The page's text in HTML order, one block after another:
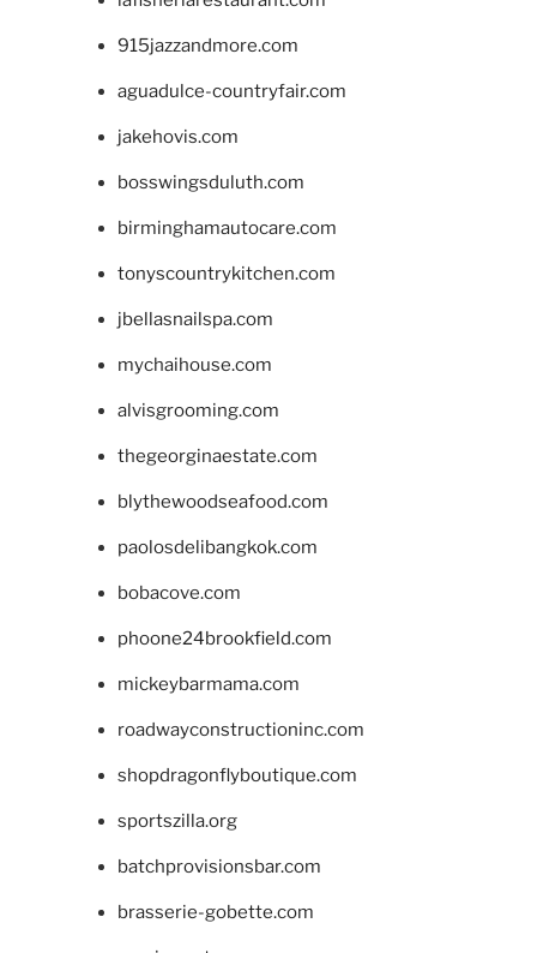
915jazzandmore.com
aguadulce-countryfair.com
jakehovis.com
bosswingsduluth.com
birminghamautocare.com
tonyscountrykitchen.com
jbellasnailspa.com
mychaihouse.com
alvisgrooming.com
thegeorginaestate.com
blythewoodseafood.com
paolosdelibangkok.com
bobacove.com
phoone24brookfield.com
mickeybarmama.com
roadwayconstructioninc.com
shopdragonflyboutique.com
sportszilla.org
batchprovisionsbar.com
brasserie-gobette.com